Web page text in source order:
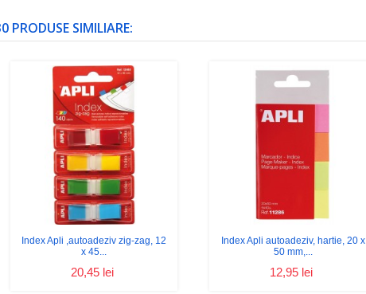
PRODUSE SIMILIARE:
Index Apli ,autoadeziv zig-zag, 12
x 45...
20,45 lei
Index Apli autoadeziv, hartie, 20 x
50 mm,...
12,95 lei